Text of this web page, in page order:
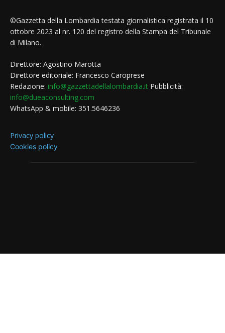
©Gazzetta della Lombardia testata giornalistica registrata il 10
ottobre 2023 al nr. 120 del registro della Stampa del Tribunale
di Milano.
Direttore: Agostino Marotta
Direttore editoriale: Francesco Caroprese
Redazione: info@gazzettadellalombardia.it Pubblicità:
info@dueaconsulting.com
WhatsApp & mobile: 351.5646236
Privacy policy
Cookies policy